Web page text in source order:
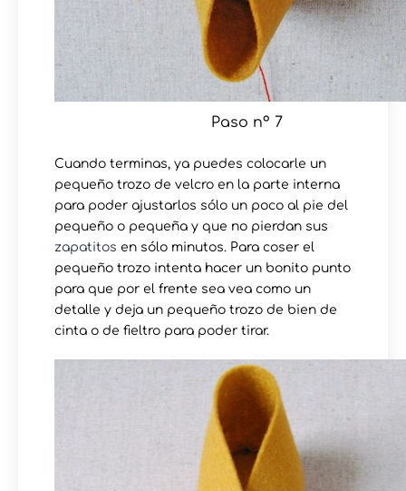
Paso nº 7
Cuando terminas, ya puedes colocarle un
pequeño trozo de velcro en la parte interna
para poder ajustarlos sólo un poco al pie del
pequeño o pequeña y que no pierdan sus
zapatitos en sólo minutos. Para coser el
pequeño trozo intenta hacer un bonito punto
para que por el frente sea vea como un
detalle y deja un pequeño trozo de bien de
cinta o de fieltro para poder tirar.